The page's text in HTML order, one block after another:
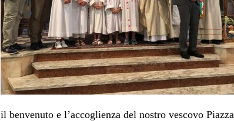
il benvenuto e l’accoglienza del nostro vescovo